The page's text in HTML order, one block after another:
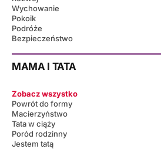
Wychowanie
Pokoik
Podróże
Bezpieczeństwo
MAMA I TATA
Zobacz wszystko
Powrót do formy
Macierzyństwo
Tata w ciąży
Poród rodzinny
Jestem tatą